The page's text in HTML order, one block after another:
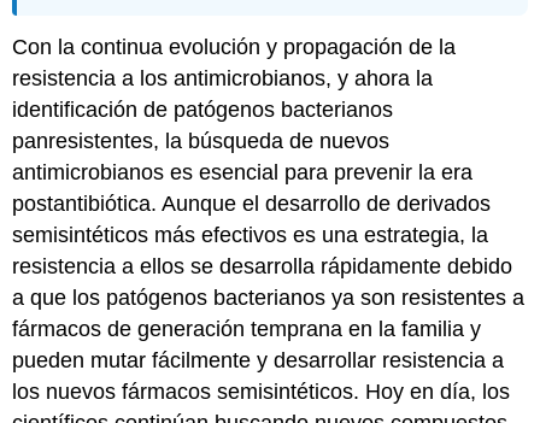
Con la continua evolución y propagación de la
resistencia a los antimicrobianos, y ahora la
identificación de patógenos bacterianos
panresistentes, la búsqueda de nuevos
antimicrobianos es esencial para prevenir la era
postantibiótica. Aunque el desarrollo de derivados
semisintéticos más efectivos es una estrategia, la
resistencia a ellos se desarrolla rápidamente debido
a que los patógenos bacterianos ya son resistentes a
fármacos de generación temprana en la familia y
pueden mutar fácilmente y desarrollar resistencia a
los nuevos fármacos semisintéticos. Hoy en día, los